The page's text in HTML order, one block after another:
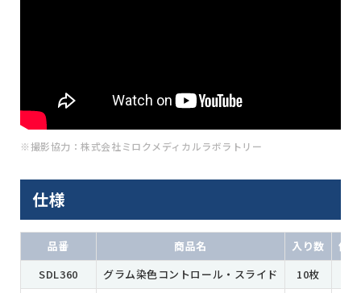
※撮影協力：株式会社ミロクメディカルラボラトリー
仕様
品番 商品名 入り数
価
SDL360
グラム染色コントロール・スライド 10枚